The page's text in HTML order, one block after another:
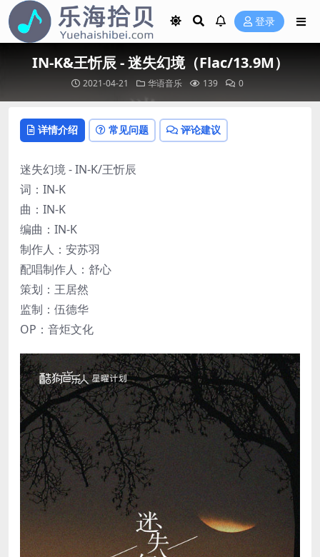
登录
IN-K&王忻辰 - 迷失幻境（Flac/13.9M）
2021-04-21 华语音乐 139 0
详情介绍 常见问题 评论建议
迷失幻境 - IN-K/王忻辰
词：IN-K
曲：IN-K
编曲：IN-K
制作人：安苏羽
配唱制作人：舒心
策划：王居然
监制：伍德华
OP：音炬文化